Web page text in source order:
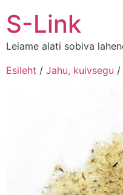
sisu
juurde
S-Link
Leiame alati sobiva
Esileht / Jahu, kuivsegu /